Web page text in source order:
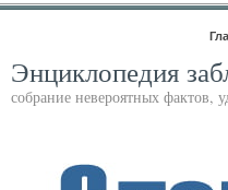
Энциклопедия
собрание невероятных фактов,